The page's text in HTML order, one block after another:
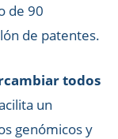
de 90
de patentes.
todos
un
genómicos y